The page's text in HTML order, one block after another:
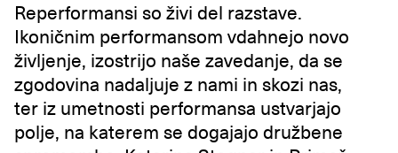
Reperformansi so živi del razstave.
Ikoničnim performansom vdahnejo novo
življenje, izostrijo naše zavedanje, da se
zgodovina nadaljuje z nami in skozi nas,
ter iz umetnosti performansa ustvarjajo
polje, na katerem se dogajajo družbene